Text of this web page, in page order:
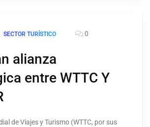
SECTOR TURÍSTICO 0
alianza
entre WTTC Y
de Viajes y Turismo (WTTC, por sus